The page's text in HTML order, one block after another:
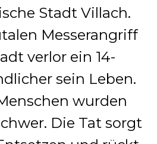
Stadt Villach.
Messerangriff
verlor ein 14-
sein Leben.
wurden
Die Tat sorgt